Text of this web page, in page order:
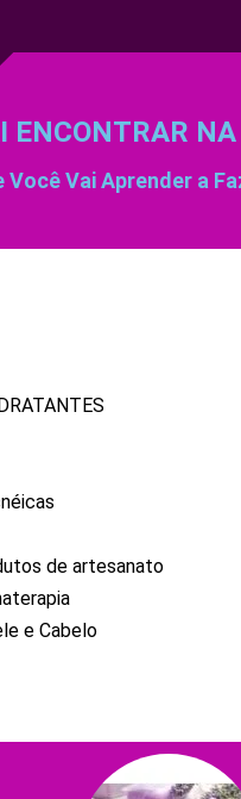
ENCONTRAR
Vai Aprender a
de artesanato
e Cabelo